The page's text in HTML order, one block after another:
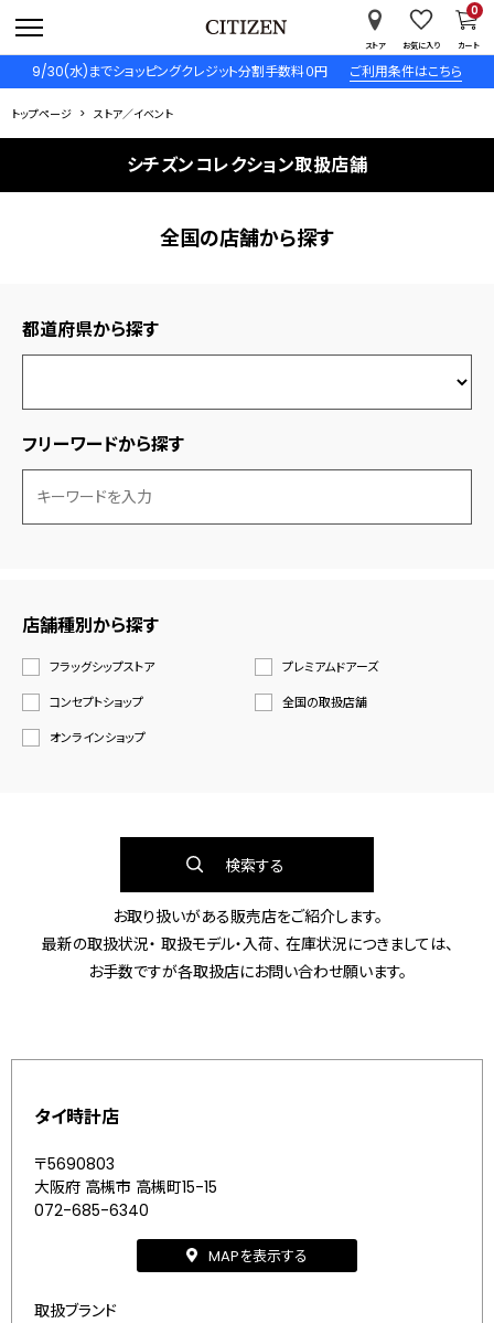
9/30(水)までショッピングクレジット分割手数料０円 ご利用条件はこちら
ストア お気に入り カート
0
トップページ ストア／イベント
シチズンコレクション取扱店舗
全国の店舗から探す
都道府県から探す
フリーワードから探す
店舗種別から探す
フラッグシップストア
プレミアムドアーズ
コンセプトショップ
全国の取扱店舗
オンラインショップ
検索する
お取り扱いがある販売店をご紹介します。
最新の取扱状況・ 取扱モデル・入荷、 在庫状況につきましては、
お手数ですが各取扱店にお問い合わせ願います。
タイ時計店
〒5690803
大阪府 高槻市 高槻町15-15
072-685-6340
MAPを表示する
取扱ブランド